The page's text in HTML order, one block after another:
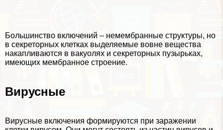
Большинство включений – немембранные структуры, но
в секреторных клетках выделяемые вовне вещества
накапливаются в вакуолях и секреторных пузырьках,
имеющих мембранное строение.
Вирусные
Вирусные включения формируются при заражении